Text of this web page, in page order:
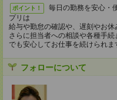
ポイント！
毎日の勤務を安心・
プリは
給与や勤怠の確認や、遅刻やお
さらに担当者への相談や各種手
でも安心してお仕事を続けられま
フォローについて